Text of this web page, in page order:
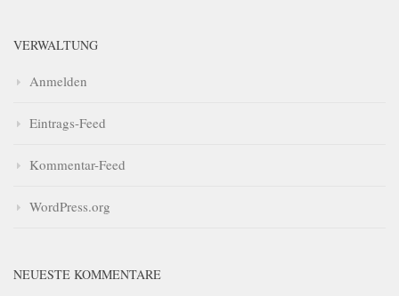
VERWALTUNG
Anmelden
Eintrags-Feed
Kommentar-Feed
WordPress.org
NEUESTE KOMMENTARE